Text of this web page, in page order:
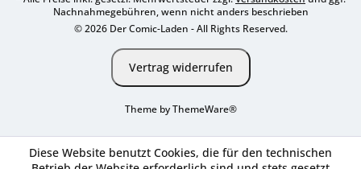
Nachnahmegebühren, wenn nicht anders beschrieben
© 2026 Der Comic-Laden - All Rights Reserved.
Vertrag widerrufen
Theme byThemeWare®
Diese Website benutzt Cookies, die für den technischen